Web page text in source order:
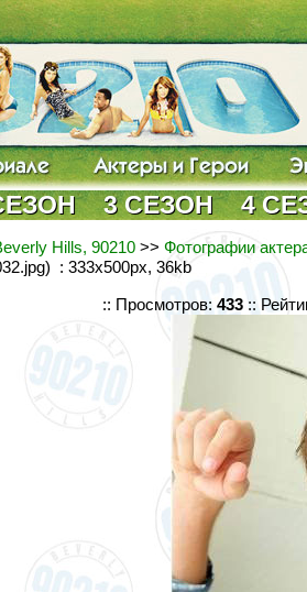
3 СЕЗОН 4
Hills, 90210 >> Фотографии
: 333x500px, 36kb
:: Просмотров: 433 ::